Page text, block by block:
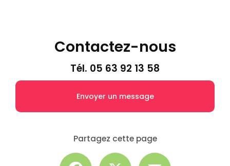
Contactez-nous
Tél. 05 63 92 13 58
Envoyer un message
Partagez cette page
Facebook